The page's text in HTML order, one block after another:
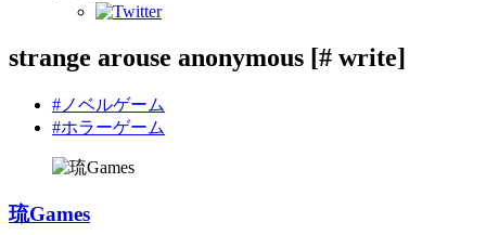
strange arouse anonymous [# write]
#ノベルゲーム
#ホラーゲーム
琉Games